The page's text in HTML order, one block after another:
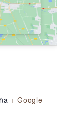
+ Google